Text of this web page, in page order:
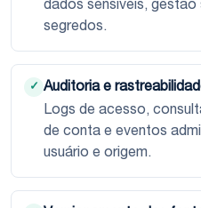
dados sensíveis, gestão
segredos.
✓ Auditoria e
Logs de acesso,
de conta e eventos
usuário e origem.